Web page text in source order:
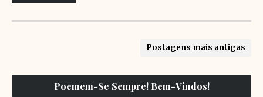
Postagens mais antigas
Poemem-Se Sempre! Bem-Vindos!